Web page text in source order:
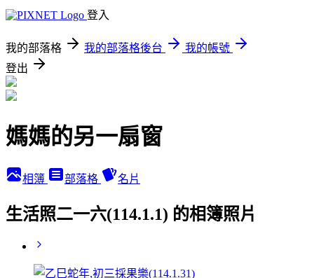
登入
我的部落格 我的部落格後台
我的帳號
登出
媽媽的另一扇窗
相簿 部落格 名片
生活照二一六(114.1.1) 的相簿照片